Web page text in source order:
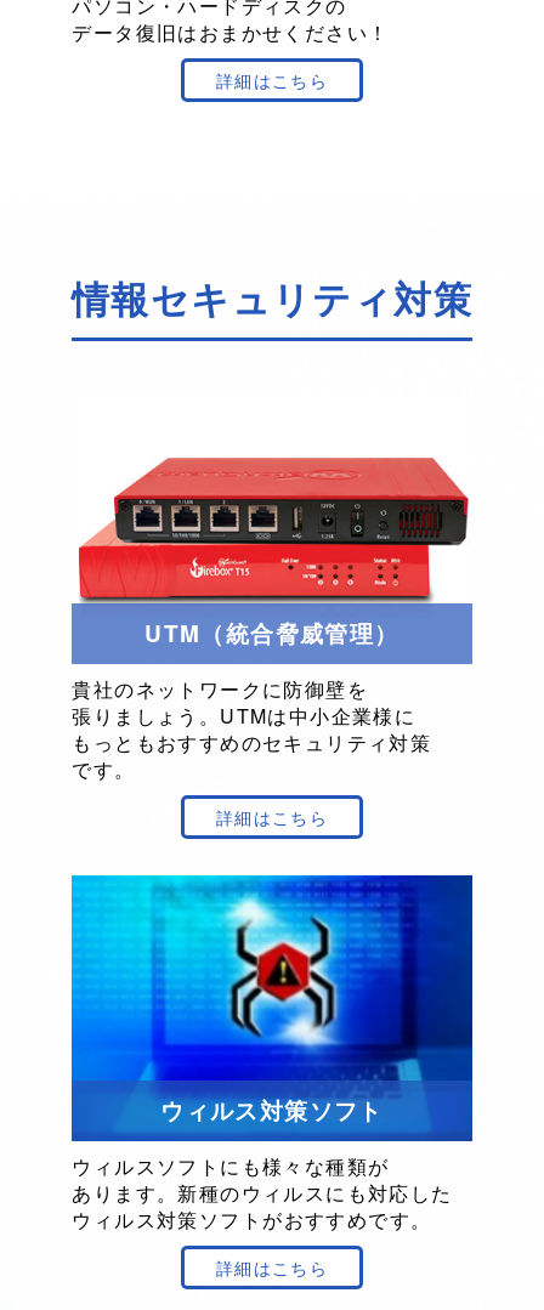
データ復旧はおまかせ ください！
詳細はこちら
情報セキュリティ対策
UTM（統合脅威管理）
貴社のネットワークに防御壁を
張りましょう。 UTMは中小企業様に
もっともおすすめのセキュリティ対策
です。
詳細はこちら
ウィルス対策ソフト
ウィルスソフト にも様々な種類が
あります。 新種のウィルスにも対応した
ウィルス対策ソフトがおすすめです。
詳細はこちら